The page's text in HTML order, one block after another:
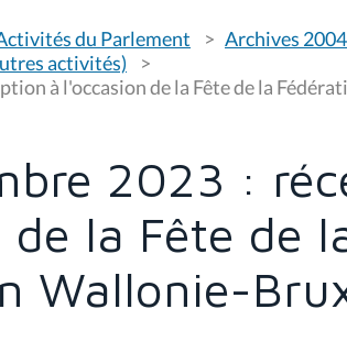
du Parlement
Archives
activités)
à l'occasion de la Fête de la
2023 :
de la Fête de
Wallonie-